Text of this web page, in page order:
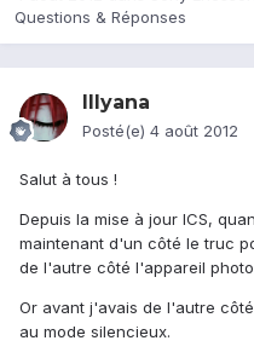
Questions & Réponses
Illyana
Posté(e) 4 août 2012
Salut à tous !
Depuis la mise à jour ICS,
maintenant d'un côté le truc
de l'autre côté l'appareil
Or avant j'avais de l'autre
au mode silencieux.